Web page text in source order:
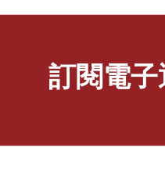
訂閱電子